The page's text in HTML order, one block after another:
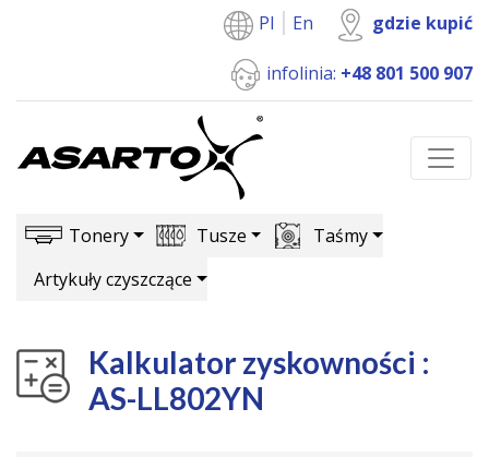
Pl En gdzie kupić
infolinia: +48 801 500 907
Tonery Tusze
Taśmy
Artykuły czyszczące
Kalkulator zyskowności :
AS-LL802YN